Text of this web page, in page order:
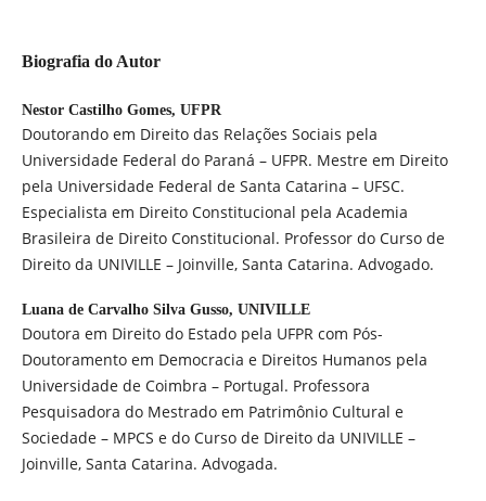
Biografia do Autor
Nestor Castilho Gomes, UFPR
Doutorando em Direito das Relações Sociais pela
Universidade Federal do Paraná – UFPR. Mestre em Direito
pela Universidade Federal de Santa Catarina – UFSC.
Especialista em Direito Constitucional pela Academia
Brasileira de Direito Constitucional. Professor do Curso de
Direito da UNIVILLE – Joinville, Santa Catarina. Advogado.
Luana de Carvalho Silva Gusso, UNIVILLE
Doutora em Direito do Estado pela UFPR com Pós-
Doutoramento em Democracia e Direitos Humanos pela
Universidade de Coimbra – Portugal. Professora
Pesquisadora do Mestrado em Patrimônio Cultural e
Sociedade – MPCS e do Curso de Direito da UNIVILLE –
Joinville, Santa Catarina. Advogada.